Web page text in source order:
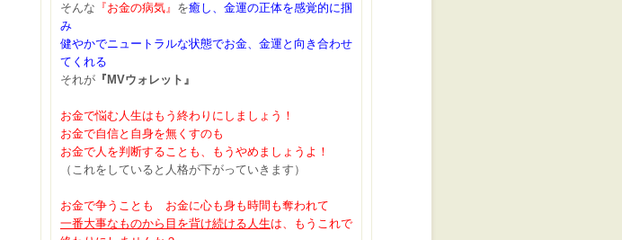
そんな 『お金の病気』 を癒し、金運の正体を感覚的に掴
み
健やかでニュートラルな状態でお金、金運と向き合わせ
てくれる
それが 『MVウォレット』
お金で悩む人生はもう終わりにしましょう！
お金で自信と自身を無くすのも
お金で人を判断することも、もうやめましょうよ！
（これをしていると人格が下がっていきます）
お金で争うことも お金に心も身も時間も奪われて
一番大事なものから目を背け続ける人生は、もうこれで